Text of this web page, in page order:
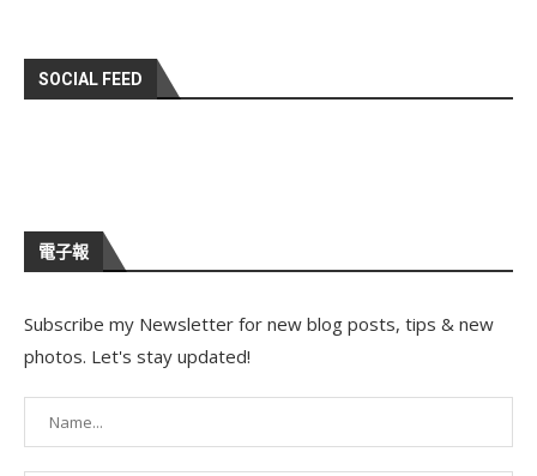
SOCIAL FEED
電子報
Subscribe my Newsletter for new blog posts, tips & new
photos. Let's stay updated!